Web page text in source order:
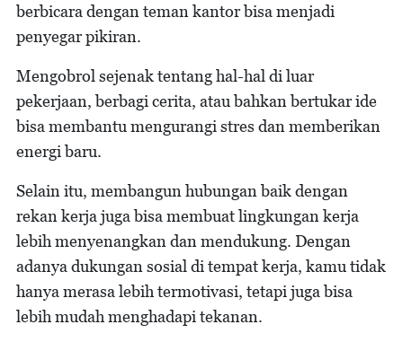
berbicara dengan teman kantor bisa menjadi
penyegar pikiran.
Mengobrol sejenak tentang hal-hal di luar
pekerjaan, berbagi cerita, atau bahkan bertukar ide
bisa membantu mengurangi stres dan memberikan
energi baru.
Selain itu, membangun hubungan baik dengan
rekan kerja juga bisa membuat lingkungan kerja
lebih menyenangkan dan mendukung. Dengan
adanya dukungan sosial di tempat kerja, kamu tidak
hanya merasa lebih termotivasi, tetapi juga bisa
lebih mudah menghadapi tekanan.